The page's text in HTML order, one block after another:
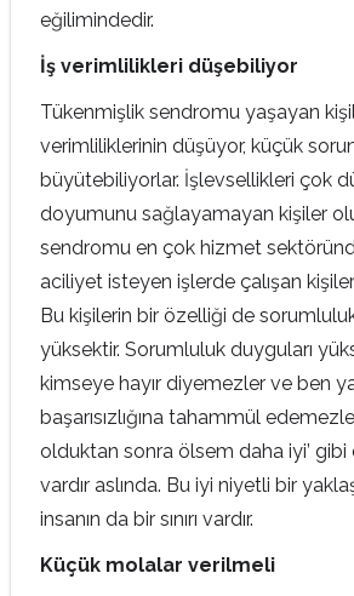
eğilimindedir.
İş verimlilikleri düşebiliyor
Tükenmişlik sendromu yaşayan
verimliliklerinin düşüyor, küçük
büyütebiliyorlar. İşlevsellikleri çok
doyumunu sağlayamayan kişiler
sendromu en çok hizmet
aciliyet isteyen işlerde çalışan
Bu kişilerin bir özelliği de
yüksektir. Sorumluluk duyguları
kimseye hayır diyemezler ve ben
başarısızlığına tahammül
olduktan sonra ölsem daha iyi’ gibi
vardır aslında. Bu iyi niyetli bir
insanın da bir sınırı vardır.
Küçük molalar verilmeli